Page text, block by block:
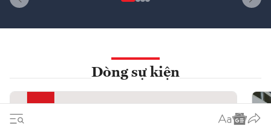
Dòng sự kiện